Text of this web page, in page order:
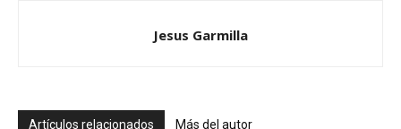
Jesus Garmilla
Artículos relacionados Más del autor